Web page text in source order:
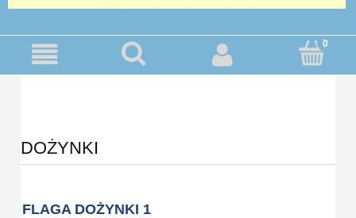
DOŻYNKI
FLAGA DOŻYNKI 1